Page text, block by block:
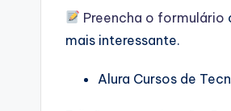
⁠⁠Preencha o formulário⁠⁠
mais interessante.
Alura Cursos de